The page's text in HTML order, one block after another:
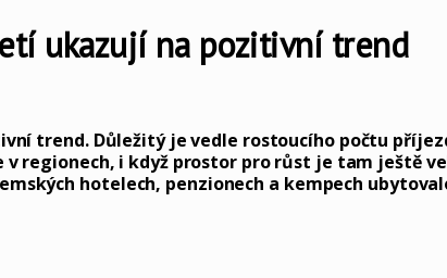
ukazují na pozitivní trend
trend. Důležitý je vedle rostoucího počtu
regionech, i když prostor pro růst je tam ještě
hotelech, penzionech a kempech